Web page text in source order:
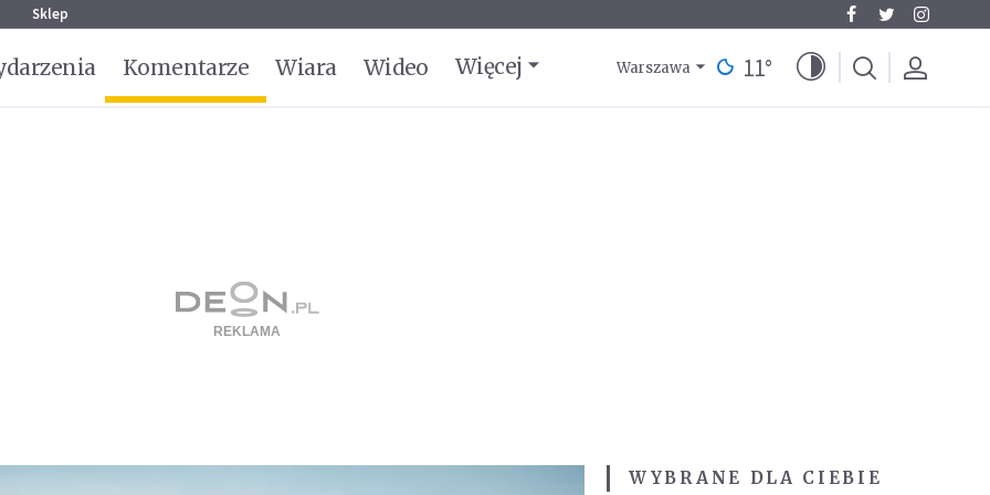
Sklep
Komentarze Wiara Wideo Więcej Warszawa 11°
WYBRANE DLA CIEBIE